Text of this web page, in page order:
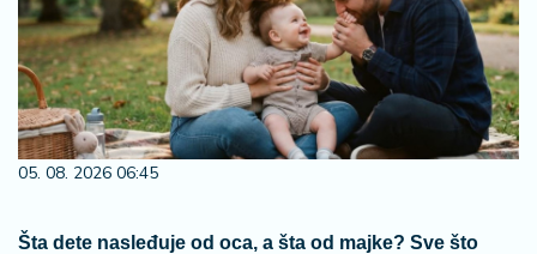
05. 08. 2026 06:45
Šta dete nasleđuje od oca, a šta od majke? Sve što